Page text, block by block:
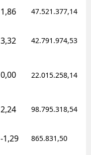
1,86 47.521.377,14
3,32 42.791.974,53
0,00 22.015.258,14
2,24 98.795.318,54
-1,29 865.831,50